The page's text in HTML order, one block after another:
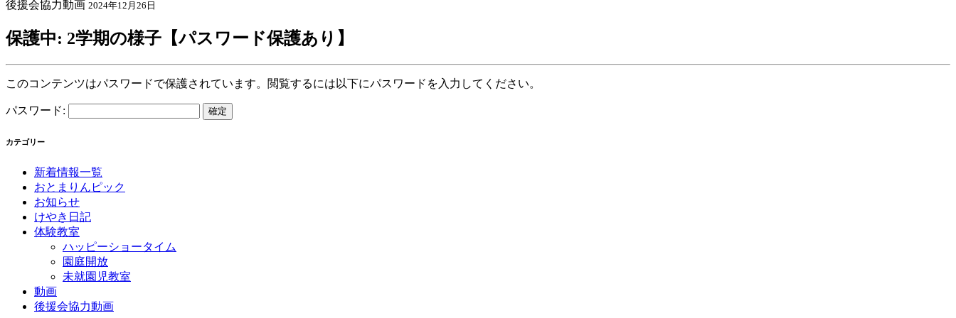
後援会協力動画 2024年12月26日
保護中: 2学期の様子【パスワード保護あり】
このコンテンツはパスワードで保護されています。閲覧するには以下にパスワードを入力してください。
パスワード:
カテゴリー
新着情報一覧
おとまりんピック
お知らせ
けやき日記
体験教室
ハッピーショータイム
園庭開放
未就園児教室
動画
後援会協力動画